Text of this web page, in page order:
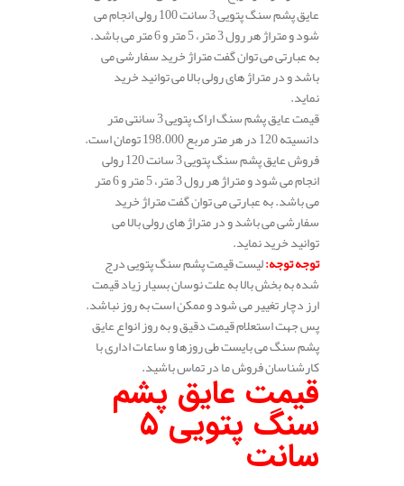
عایق پشم سنگ پتویی 3 سانت 100 رولی انجام می
شود و متراژ هر رول 3 متر، 5 متر و 6 متر می باشد.
به عبارتی می توان گفت متراژ خرید سفارشی می
باشد و در متراژ های رولی بالا می توانید خرید
نماید.
قیمت عایق پشم سنگ اراک پتویی 3 سانتی متر
دانسیته 120 در هر متر مربع 198.000 تومان است.
فروش عایق پشم سنگ پتویی 3 سانت 120 رولی
انجام می شود و متراژ هر رول 3 متر، 5 متر و 6 متر
می باشد. به عبارتی می توان گفت متراژ خرید
سفارشی می باشد و در متراژ های رولی بالا می
توانید خرید نماید.
توجه توجه:لیست قیمت پشم سنگ پتویی درج
شده به بخش بالا به علت نوسان بسیار زیاد قیمت
ارز دچار تغییر می شود و ممکن است به روز نباشد.
پس جهت استعلام قیمت دقیق و به روز انواع عایق
پشم سنگ می بایست طی روزها و ساعات اداری با
کارشناسان فروش ما در تماس باشید.
قیمت عایق پشم
سنگ پتویی 5
سانت